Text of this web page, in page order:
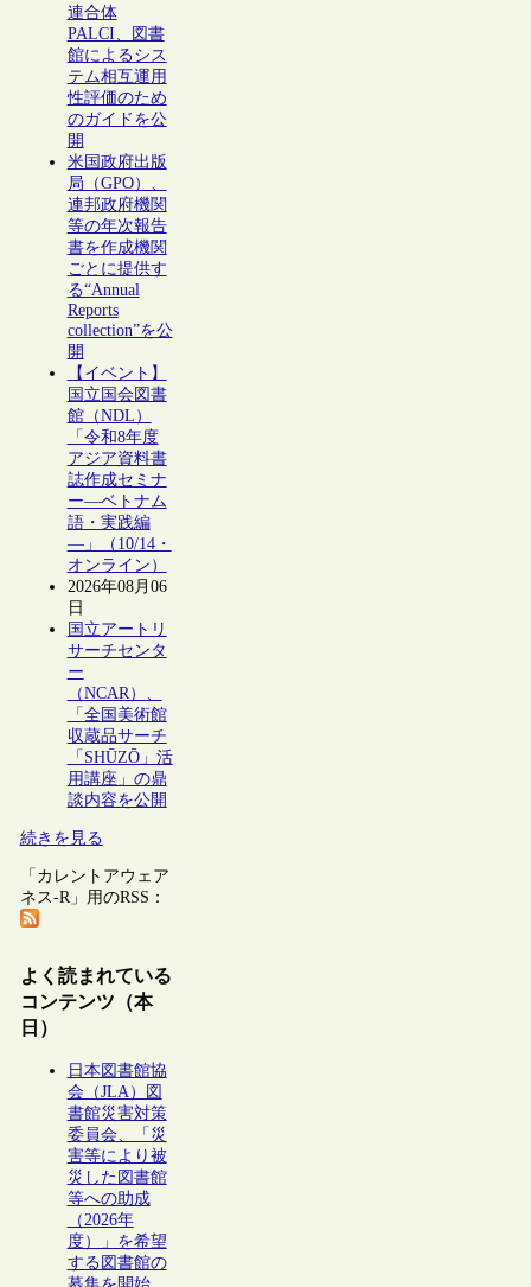
連合体
PALCI、図書
館によるシス
テム相互運用
性評価のため
のガイドを公
開
米国政府出版
局（GPO）、
連邦政府機関
等の年次報告
書を作成機関
ごとに提供す
る“Annual
Reports
collection”を公
開
【イベント】
国立国会図書
館（NDL）
「令和8年度
アジア資料書
誌作成セミナ
ー―ベトナム
語・実践編
―」（10/14・
オンライン）
2026年08月06
日
国立アートリ
サーチセンタ
ー
（NCAR）、
「全国美術館
収蔵品サーチ
「SHŪZŌ」活
用講座」の鼎
談内容を公開
続きを見る
「カレントアウェア
ネス-R」用のRSS：
よく読まれている
コンテンツ（本
日）
日本図書館協
会（JLA）図
書館災害対策
委員会、「災
害等により被
災した図書館
等への助成
（2026年
度）」を希望
する図書館の